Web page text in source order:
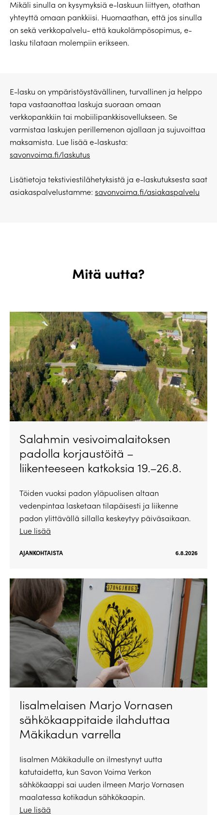
Mikäli sinulla on kysymyksiä e-laskuun liittyen, otathan
yhteyttä omaan pankkiisi. Huomaathan, että jos sinulla
on sekä verkkopalvelu- että kaukolämpösopimus, e-
lasku tilataan molempiin erikseen.
E-lasku on ympäristöystävällinen, turvallinen ja helppo
tapa vastaanottaa laskuja suoraan omaan
verkkopankkiin tai mobiilipankkisovellukseen. Se
varmistaa laskujen perillemenon ajallaan ja sujuvoittaa
maksamista. Lue lisää e-laskusta:
savonvoima.fi/laskutus
Lisätietoja tekstiviestilähetyksistä ja e-laskutuksesta saat
asiakaspalvelustamme: savonvoima.fi/asiakaspalvelu
Mitä uutta?
Salahmin vesivoimalaitoksen
padolla korjaustöitä –
liikenteeseen katkoksia 19.–26.8.
Töiden vuoksi padon yläpuolisen altaan
vedenpintaa lasketaan tilapäisesti ja liikenne
padon ylittävällä sillalla keskeytyy päiväsaikaan.
Lue lisää
AJANKOHTAISTA 6.8.2026
Iisalmelaisen Marjo Vornasen
sähkökaappitaide ilahduttaa
Mäkikadun varrella
Iisalmen Mäkikadulle on ilmestynyt uutta
katutaidetta, kun Savon Voima Verkon
sähkökaappi sai uuden ilmeen Marjo Vornasen
maalatessa kotikadun sähkökaapin.
Lue lisää